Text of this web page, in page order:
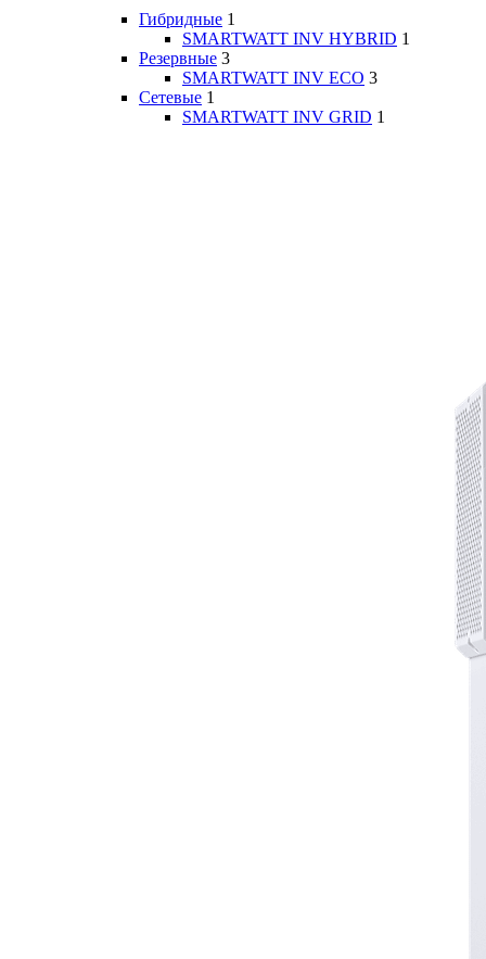
Гибридные 1
SMARTWATT INV HYBRID 1
Резервные 3
SMARTWATT INV ECO 3
Сетевые 1
SMARTWATT INV GRID 1